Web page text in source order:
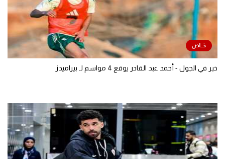
خبر في الجول - أحمد عبد القادر يوقع 4 مواسم لـ بيراميدز